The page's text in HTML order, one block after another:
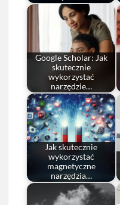
Google Scholar: Jak
skutecznie
wykorzystać
narzędzie…
Jak skutecznie
wykorzystać
magnetyczne
narzędzia…